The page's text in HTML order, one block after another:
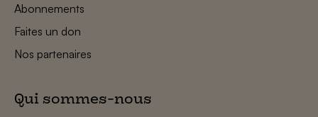
Abonnements
Faites un don
Nos partenaires
Qui sommes-nous